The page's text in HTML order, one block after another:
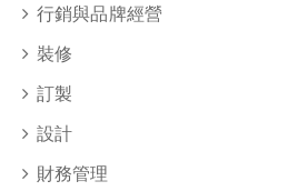
行銷與品牌經營
裝修
訂製
設計
財務管理